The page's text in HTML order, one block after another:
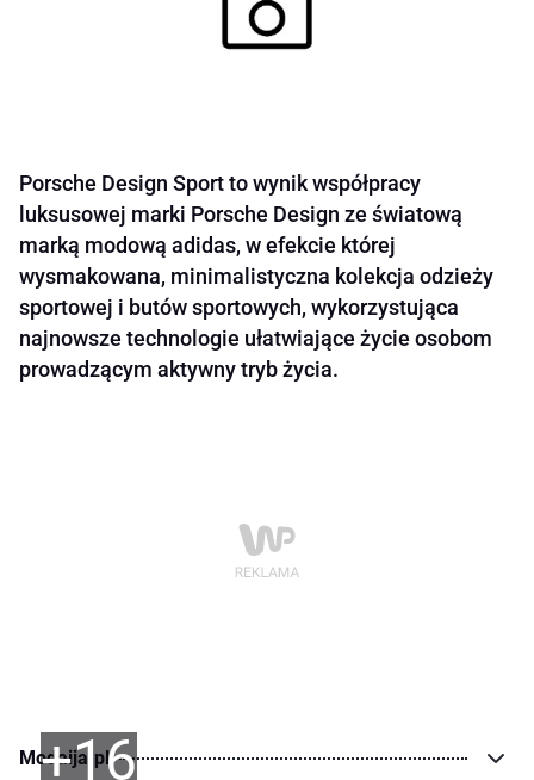
Porsche Design Sport to wynik współpracy
luksusowej marki Porsche Design ze światową
marką modową adidas, w efekcie której
wysmakowana, minimalistyczna kolekcja odzieży
sportowej i butów sportowych, wykorzystująca
najnowsze technologie ułatwiające życie osobom
prowadzącym aktywny tryb życia.
+16
Modaija.pl